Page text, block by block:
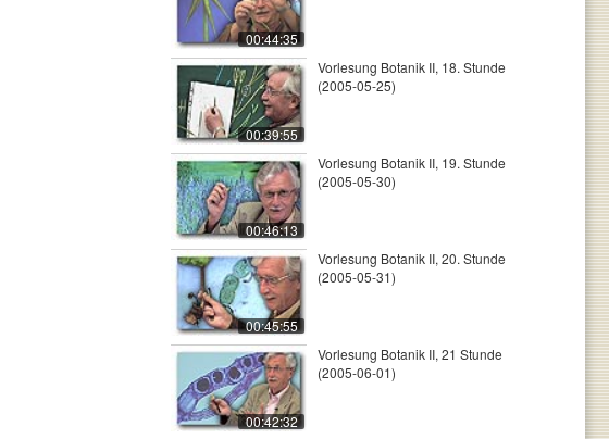
00:44:35
00:39:55
Vorlesung Botanik II, 18. Stunde
(2005-05-25)
00:46:13
Vorlesung Botanik II, 19. Stunde
(2005-05-30)
00:45:55
Vorlesung Botanik II, 20. Stunde
(2005-05-31)
00:42:32
Vorlesung Botanik II, 21 Stunde
(2005-06-01)